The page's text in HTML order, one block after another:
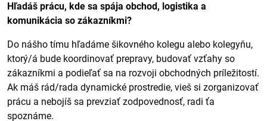
Hľadáš prácu, kde sa spája obchod, logistika a
komunikácia so zákazníkmi?
Do nášho tímu hľadáme šikovného kolegu alebo kolegyňu,
ktorý/á bude koordinovať prepravy, budovať vzťahy so
zákazníkmi a podieľať sa na rozvoji obchodných príležitostí.
Ak máš rád/rada dynamické prostredie, vieš si zorganizovať
prácu a nebojíš sa prevziať zodpovednosť, radi ťa
spoznáme.